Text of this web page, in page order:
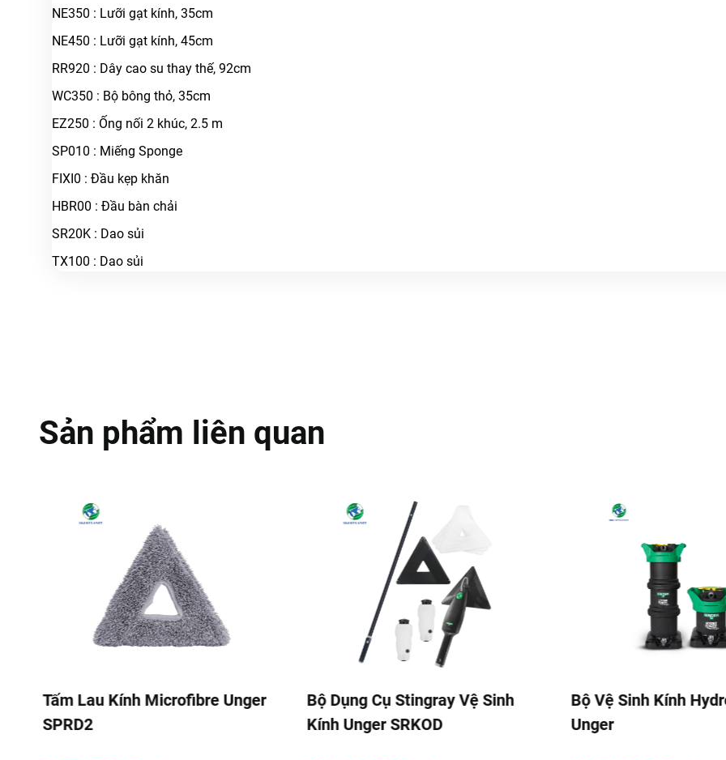
NE350 : Lưỡi gạt kính, 35cm
NE450 : Lưỡi gạt kính, 45cm
RR920 : Dây cao su thay thế, 92cm
WC350 : Bộ bông thỏ, 35cm
EZ250 : Ống nối 2 khúc, 2.5 m
SP010 : Miếng Sponge
FIXI0 : Đầu kẹp khăn
HBR00 : Đầu bàn chải
SR20K : Dao sủi
TX100 : Dao sủi
Sản phẩm liên quan
Bộ Dụng Cụ Stingray Vệ Sinh
Kính Unger SRKOD
Bộ Vệ Sinh Kính HydroPower
Unger
Bộ Thanh Gạt Kính
Unger